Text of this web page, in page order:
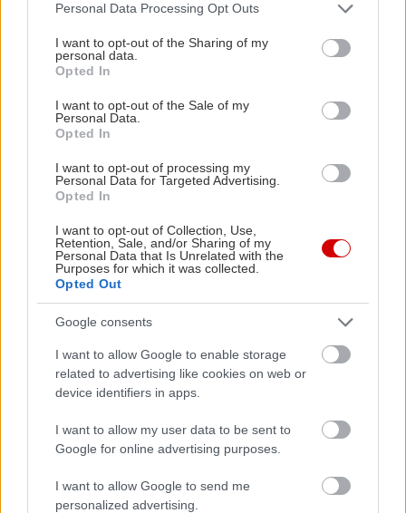
Please note that this website/app uses one or more Google
not limited to your visit or usage behaviour. You may click to
grant or deny consent to Google and its third-party tags to
use your data for below specified purposes in below Google
consent section.
Personal Data Processing Opt Outs
I want to opt-out of the Sharing of my
personal data.
Opted In
I want to opt-out of the Sale of my
Personal Data.
Opted In
I want to opt-out of processing my
Personal Data for Targeted Advertising.
Opted In
I want to opt-out of Collection, Use,
Retention, Sale, and/or Sharing of my
Personal Data that Is Unrelated with the
Purposes for which it was collected.
Opted Out
Google consents
I want to allow Google to enable storage
related to advertising like cookies on web or
device identifiers in apps.
I want to allow my user data to be sent to
Google for online advertising purposes.
I want to allow Google to send me
personalized advertising.
Όλες οι Ταινίες
ΤΑΙΝΊΕΣ (ΕΛΛΗΝΙΚΌΣ ΤΊΤΛΟΣ)
ΤΑΙΝΊΕΣ (ΠΡΩΤΌΤΥΠΟΣ ΤΊΤΛΟΣ)
Όλες οι Αίθουσες
ΑΊΘΟΥΣΕΣ (ΑΛΦΑΒΗΤΙΚΆ)